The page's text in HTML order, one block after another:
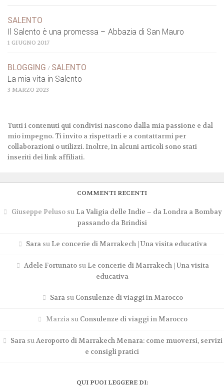
SALENTO
Il Salento è una promessa – Abbazia di San Mauro
1 GIUGNO 2017
BLOGGING / SALENTO
La mia vita in Salento
3 MARZO 2023
Tutti i contenuti qui condivisi nascono dalla mia passione e dal
mio impegno. Ti invito a rispettarli e a contattarmi per
collaborazioni o utilizzi. Inoltre, in alcuni articoli sono stati
inseriti dei link affiliati.
COMMENTI RECENTI
Giuseppe Pelusosu La Valigia delle Indie – da Londra a Bombay
passando da Brindisi
Sara su Le concerie di Marrakech | Una visita educativa
Adele Fortunato su Le concerie di Marrakech | Una visita
educativa
Sara su Consulenze di viaggi in Marocco
Marziasu Consulenze di viaggi in Marocco
Sara suAeroporto di Marrakech Menara: come muoversi, servizi
e consigli pratici
QUI PUOI LEGGERE DI: